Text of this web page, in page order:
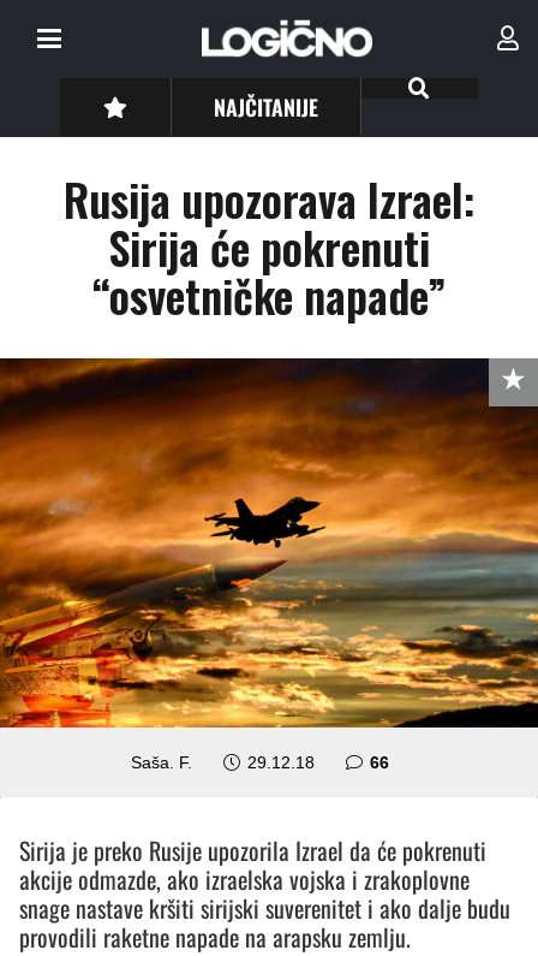
NAJČITANIJE
Rusija upozorava Izrael:
Sirija će pokrenuti
“osvetničke napade”
Saša. F. 29.12.18 66komentara
Sirija je preko Rusije upozorila Izrael da će pokrenuti
akcije odmazde, ako izraelska vojska i zrakoplovne
snage nastave kršiti sirijski suverenitet i ako dalje budu
provodili raketne napade na arapsku zemlju.